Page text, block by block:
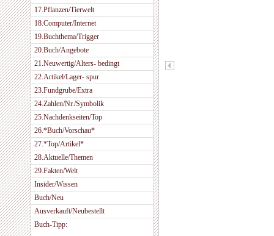
17.Pflanzen/Tierwelt
18.Computer/Internet
19.Buchthema/Trigger
20.Buch/Angebote
21.Neuwertig/Alters- bedingt
22.Artikel/Lager- spur
23.Fundgrube/Extra
24.Zahlen/Nr./Symbolik
25.Nachdenkseiten/Top
26.*Buch/Vorschau*
27.*Top/Artikel*
28.Aktuelle/Themen
29.Fakten/Welt
Insider/Wissen
Buch/Neu
Ausverkauft/Neubestellt
Buch-Tipp: